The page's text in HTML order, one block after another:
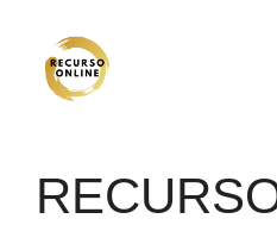
contenido